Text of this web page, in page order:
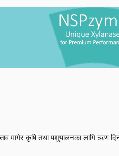
मागेर कृषि तथा पशुपालनका लागि ऋण